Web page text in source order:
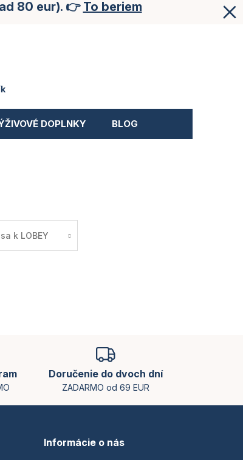
80 eur). 👉 To beriem
DOPLNKY BLOG
k LOBEY
Doručenie do dvoch dní
ZADARMO od 69 EUR
Informácie o nás